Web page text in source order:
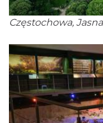
Częstochowa,